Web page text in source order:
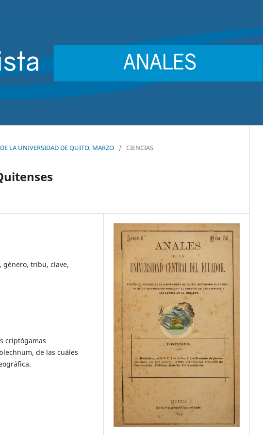
LA UNIVERSIDAD DE QUITO, MARZO / CIENCIAS
género, tribu, clave,
criptógamas
de las cuáles